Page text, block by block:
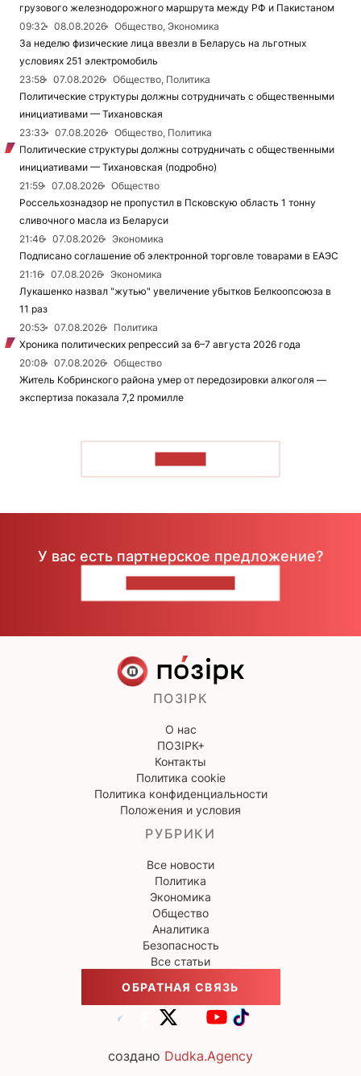
грузового железнодорожного маршрута между РФ и Пакистаном
09:32
08.08.2026
Общество, Экономика
За неделю физические лица ввезли в Беларусь на льготных
условиях 251 электромобиль
23:58
07.08.2026
Общество, Политика
Политические структуры должны сотрудничать с общественными
инициативами — Тихановская
23:33
07.08.2026
Общество, Политика
Политические структуры должны сотрудничать с общественными
инициативами — Тихановская (подробно)
21:59
07.08.2026
Общество
Россельхознадзор не пропустил в Псковскую область 1 тонну
сливочного масла из Беларуси
21:46
07.08.2026
Экономика
Подписано соглашение об электронной торговле товарами в ЕАЭС
21:16
07.08.2026
Экономика
Лукашенко назвал "жутью" увеличение убытков Белкоопсоюза в
11 раз
20:53
07.08.2026
Политика
Хроника политических репрессий за 6–7 августа 2026 года
20:08
07.08.2026
Общество
Житель Кобринского района умер от передозировки алкоголя —
экспертиза показала 7,2 промилле
У вас есть партнерское предложение?
ПОЗІРК
О нас
ПОЗІРК+
Контакты
Политика cookie
Политика конфиденциальности
Положения и условия
РУБРИКИ
Все новости
Политика
Экономика
Общество
Аналитика
Безопасность
Все статьи
ОБРАТНАЯ СВЯЗЬ
создано Dudka.Agency